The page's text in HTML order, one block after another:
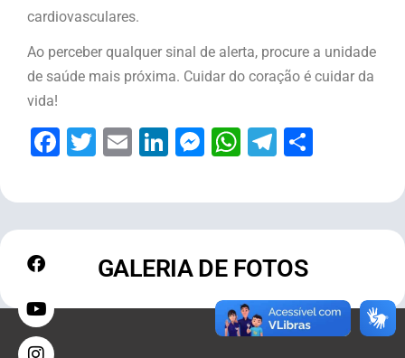
cardiovasculares.
Ao perceber qualquer sinal de alerta, procure a unidade
de saúde mais próxima. Cuidar do coração é cuidar da
vida!
Facebook
Twitter
EmailLinkedIn
Messenger
WhatsApp
Telegram
GALERIA DE FOTOS